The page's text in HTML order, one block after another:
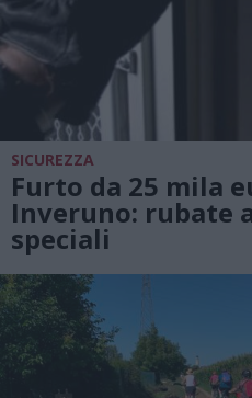
SICUREZZA
Furto da 25 mila
Inveruno: rubate
speciali